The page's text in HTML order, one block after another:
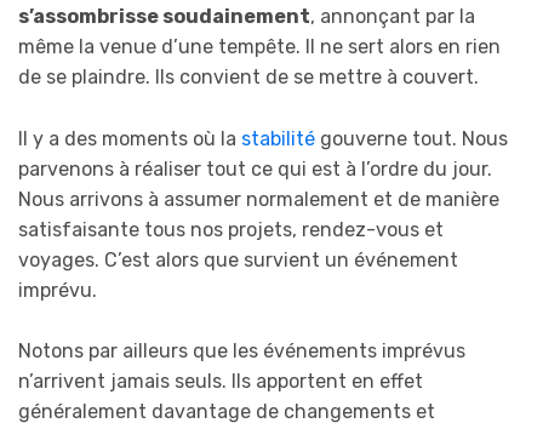
s’assombrisse soudainement, annonçant par la
même la venue d’une tempête. Il ne sert alors en rien
de se plaindre. Ils convient de se mettre à couvert.
Il y a des moments où la stabilité gouverne tout. Nous
parvenons à réaliser tout ce qui est à l’ordre du jour.
Nous arrivons à assumer normalement et de manière
satisfaisante tous nos projets, rendez-vous et
voyages. C’est alors que survient un événement
imprévu.
Notons par ailleurs que les événements imprévus
n’arrivent jamais seuls. Ils apportent en effet
généralement davantage de changements et